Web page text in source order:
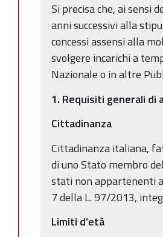
Si precisa che, ai sensi
anni successivi alla
concessi assensi alla
svolgere incarichi a
Nazionale o in altre
1. Requisiti generali di
Cittadinanza
Cittadinanza italiana,
di uno Stato membro
stati non appartenenti
7 della L. 97/2013,
Limiti d’età